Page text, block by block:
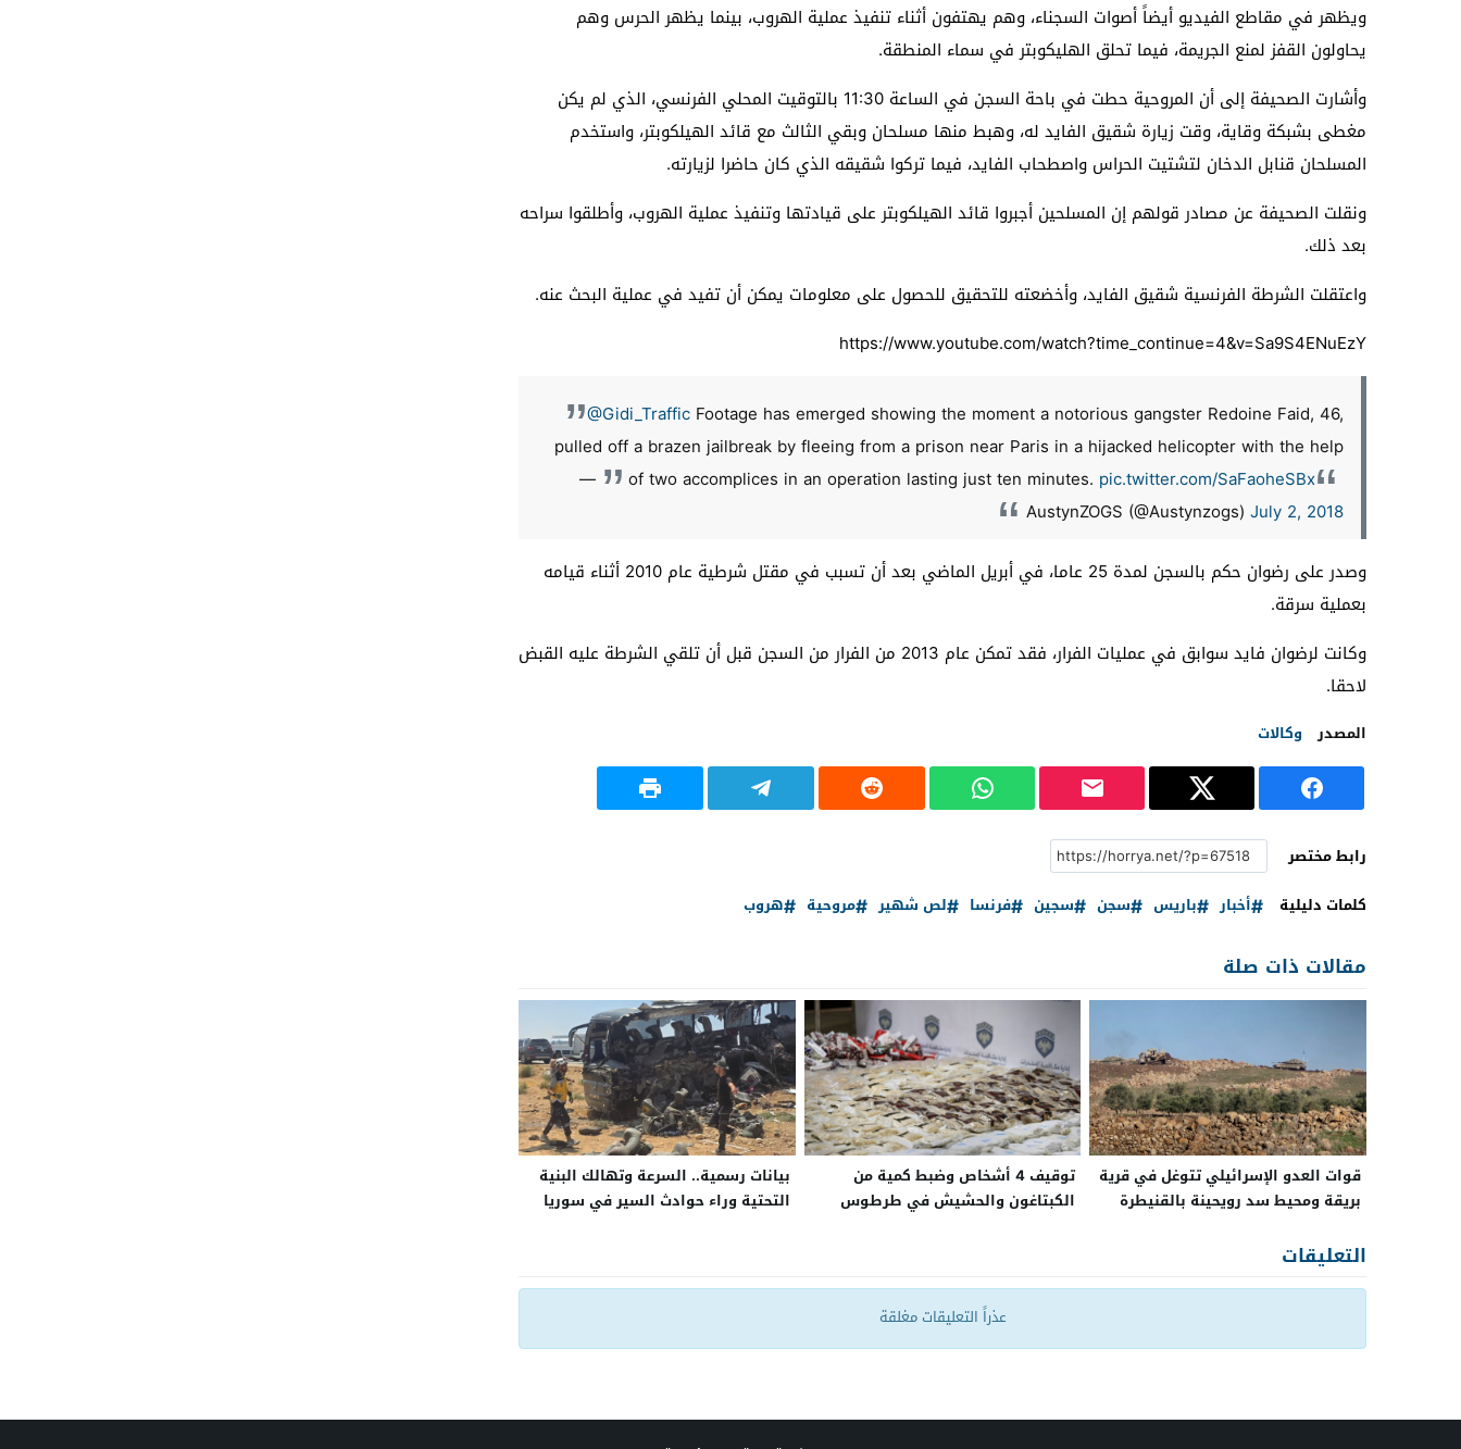
ويظهر في مقاطع الفيديو أيضاً أصوات السجناء، وهم يهتفون أثناء تنفيذ عملية الهروب، بينما يظهر الحرس وهم
يحاولون القفز لمنع الجريمة، فيما تحلق الهليكوبتر في سماء المنطقة.
وأشارت الصحيفة إلى أن المروحية حطت في باحة السجن في الساعة 11:30 بالتوقيت المحلي الفرنسي، الذي لم يكن
مغطى بشبكة وقاية، وقت زيارة شقيق الفايد له، وهبط منها مسلحان وبقي الثالث مع قائد الهيلكوبتر، واستخدم
المسلحان قنابل الدخان لتشتيت الحراس واصطحاب الفايد، فيما تركوا شقيقه الذي كان حاضرا لزيارته.
ونقلت الصحيفة عن مصادر قولهم إن المسلحين أجبروا قائد الهيلكوبتر على قيادتها وتنفيذ عملية الهروب، وأطلقوا سراحه
بعد ذلك.
واعتقلت الشرطة الفرنسية شقيق الفايد، وأخضعته للتحقيق للحصول على معلومات يمكن أن تفيد في عملية البحث عنه.
https://www.youtube.com/watch?time_continue=4&v=Sa9S4ENuEzY
@Gidi_Traffic Footage has emerged showing the moment a notorious gangster Redoine Faid, 46,
pulled off a brazen jailbreak by fleeing from a prison near Paris in a hijacked helicopter with the help
of two accomplices in an operation lasting just ten minutes. pic.twitter.com/SaFaoheSBx
—
AustynZOGS (@Austynzogs)July 2, 2018
وصدر على رضوان حكم بالسجن لمدة 25 عاما، في أبريل الماضي بعد أن تسبب في مقتل شرطية عام 2010 أثناء قيامه
بعملية سرقة.
وكانت لرضوان فايد سوابق في عمليات الفرار، فقد تمكن عام 2013 من الفرار من السجن قبل أن تلقي الشرطة عليه القبض
لاحقا.
المصدر وكالات
رابط مختصر
كلمات دليلية
أخبار باريس سجن سجين فرنسا لص شهير مروحية هروب
مقالات ذات صلة
قوات العدو الإسرائيلي تتوغل في قرية
بريقة ومحيط سد رويحينة بالقنيطرة
توقيف 4 أشخاص وضبط كمية من
الكبتاغون والحشيش في طرطوس
بيانات رسمية.. السرعة وتهالك البنية
التحتية وراء حوادث السير في سوريا
التعليقات
عذراً التعليقات مغلقة